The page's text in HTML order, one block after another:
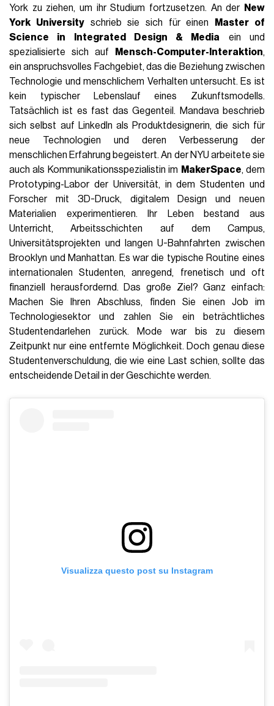
York zu ziehen, um ihr Studium fortzusetzen. An der New
York Universityschrieb sie sich für einen
Master of
Science in Integrated Design & Media ein und
spezialisierte sich auf
Mensch-Computer-Interaktion,
ein anspruchsvolles Fachgebiet, das die Beziehung zwischen
Technologie und menschlichem Verhalten untersucht. Es ist
kein typischer Lebenslauf eines Zukunftsmodells.
Tatsächlich ist es fast das Gegenteil. Mandava beschrieb
sich selbst auf LinkedIn als Produktdesignerin, die sich für
neue Technologien und deren Verbesserung der
menschlichen Erfahrung begeistert. An der NYU arbeitete sie
auch als Kommunikationsspezialistin im MakerSpace, dem
Prototyping-Labor der Universität, in dem Studenten und
Forscher mit 3D-Druck, digitalem Design und neuen
Materialien experimentieren. Ihr Leben bestand aus
Unterricht, Arbeitsschichten auf dem Campus,
Universitätsprojekten und langen U-Bahnfahrten zwischen
Brooklyn und Manhattan. Es war die typische Routine eines
internationalen Studenten, anregend, frenetisch und oft
finanziell herausfordernd. Das große Ziel? Ganz einfach:
Machen Sie Ihren Abschluss, finden Sie einen Job im
Technologiesektor und zahlen Sie ein beträchtliches
Studentendarlehen zurück. Mode war bis zu diesem
Zeitpunkt nur eine entfernte Möglichkeit. Doch genau diese
Studentenverschuldung, die wie eine Last schien, sollte das
entscheidende Detail in der Geschichte werden.
Visualizza questo post su Instagram